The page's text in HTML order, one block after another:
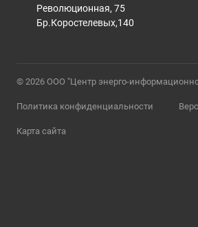
Революционная, 75
Бр.Коростелевых,140
© 2026 ООО "Центр энерго-
Политика конфиденциальности
Карта сайта